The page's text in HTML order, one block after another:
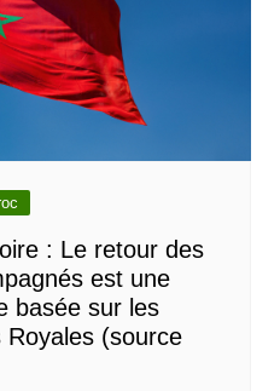
: Le retour des
est une
basée sur les
(source